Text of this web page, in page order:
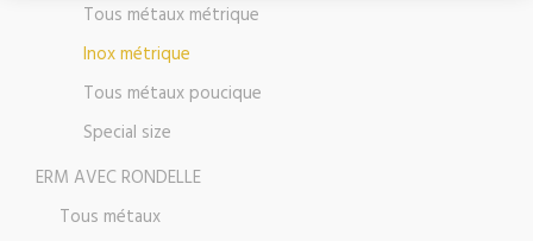
Tous métaux métrique
Inox métrique
Tous métaux poucique
Special size
ERM AVEC RONDELLE
Tous métaux